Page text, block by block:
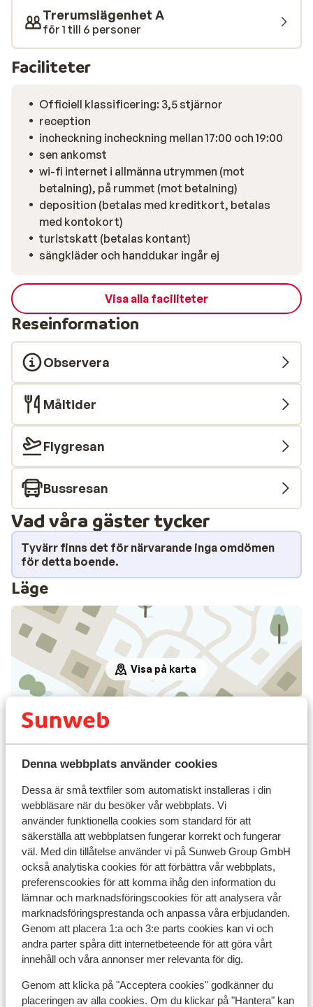
Denna webbplats använder cookies
Dessa är små textfiler som automatiskt installeras i din
webbläsare när du besöker vår webbplats. Vi
använder funktionella cookies som standard för att
säkerställa att webbplatsen fungerar korrekt och fungerar
väl. Med din tillåtelse använder vi på Sunweb Group GmbH
också analytiska cookies för att förbättra vår webbplats,
preferenscookies för att komma ihåg den information du
lämnar och marknadsföringscookies för att analysera vår
marknadsföringsprestanda och anpassa våra erbjudanden.
Genom att placera 1:a och 3:e parts cookies kan vi och
andra parter spåra ditt internetbeteende för att göra vårt
innehåll och våra annonser mer relevanta för dig.
Genom att klicka på "Acceptera cookies" godkänner du
placeringen av alla cookies. Om du klickar på "Hantera" kan
att fånga dagens sista solstrålar. Skidbussen hittar du
precis utanför, så du är snabbt på väg upp i
liftsystemet varje morgon – utan att behöva bära
utrustning långt.
Trerumslägenhet A
för 1 till 6 personer
Faciliteter
Officiell klassificering: 3,5 stjärnor
reception
incheckning incheckning mellan 17:00 och 19:00
sen ankomst
wi-fi internet i allmänna utrymmen (mot
betalning), på rummet (mot betalning)
deposition (betalas med kreditkort, betalas
med kontokort)
turistskatt (betalas kontant)
sängkläder och handdukar ingår ej
Visa alla faciliteter
Reseinformation
Observera
Måltider
Flygresan
Bussresan
Vad våra gäster tycker
Tyvärr finns det för närvarande inga omdömen
för detta boende.
Läge
Visa på karta
Avstånd till centrum: ca 500 m
Olika ägare och inredning kan variera
Avstånd till skidbuss ca 50 m
Avstånd till skidlift ca 500 m
Närmaste kiosk ca 100 m
Närmaste restaurang ca 100 m
Liftkort/Utrustning/Skidskola
Liftkort
Skidskola